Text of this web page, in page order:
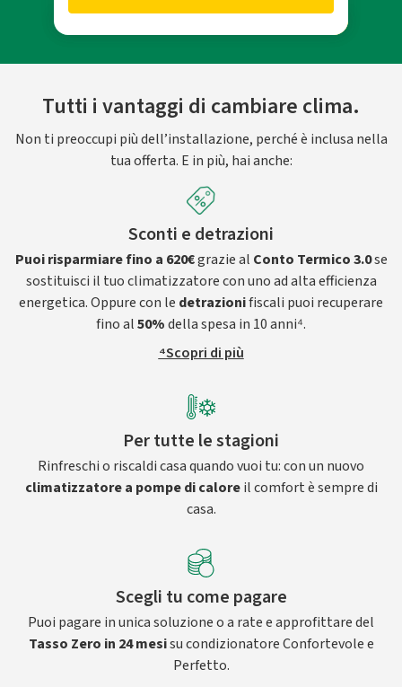
Tutti i vantaggi di cambiare clima.
Non ti preoccupi più dell’installazione, perché è inclusa nella
tua offerta. E in più, hai anche:
Sconti e detrazioni
Puoi risparmiare fino a 620€grazie al Conto Termico 3.0se
sostituisci il tuo climatizzatore con uno ad alta efficienza
energetica. Oppure con le detrazionifiscali puoi recuperare
fino al50%della spesa in 10 anni⁴.
⁴Scopri di più
Per tutte le stagioni
Rinfreschi o riscaldi casa quando vuoi tu: con un nuovo
climatizzatore a pompe di caloreil comfort è sempre di
casa.
Scegli tu come pagare
Puoi pagare in unica soluzione o a rate e approfittare del
Tasso Zero in 24 mesisu condizionatore Confortevole e
Perfetto.